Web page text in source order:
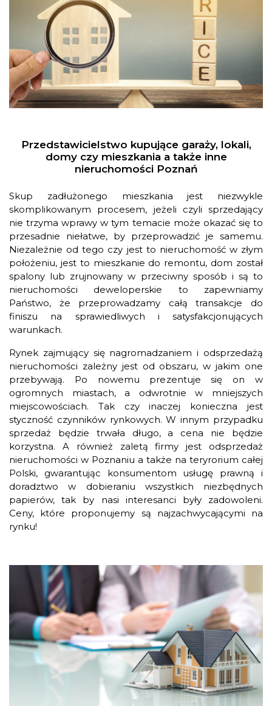
Przedstawicielstwo kupujące garaży, lokali,
domy czy mieszkania a także inne
nieruchomości Poznań
Skup zadłużonego mieszkania jest niezwykle
skomplikowanym procesem, jeżeli czyli sprzedający
nie trzyma wprawy w tym temacie może okazać się to
przesadnie niełatwe, by przeprowadzić je samemu.
Niezależnie od tego czy jest to nieruchomość w złym
położeniu, jest to mieszkanie do remontu, dom został
spalony lub zrujnowany w przeciwny sposób i są to
nieruchomości deweloperskie to zapewniamy
Państwo, że przeprowadzamy całą transakcje do
finiszu na sprawiedliwych i satysfakcjonujących
warunkach.
Rynek zajmujący się nagromadzaniem i odsprzedażą
nieruchomości zależny jest od obszaru, w jakim one
przebywają. Po nowemu prezentuje się on w
ogromnych miastach, a odwrotnie w mniejszych
miejscowościach. Tak czy inaczej konieczna jest
styczność czynników rynkowych. W innym przypadku
sprzedaż będzie trwała długo, a cena nie będzie
korzystna. A również zaletą firmy jest odsprzedaż
nieruchomości w Poznaniu a także na teryrorium całej
Polski, gwarantując konsumentom usługę prawną i
doradztwo w dobieraniu wszystkich niezbędnych
papierów, tak by nasi interesanci były zadowoleni.
Ceny, które proponujemy są najzachwycającymi na
rynku!